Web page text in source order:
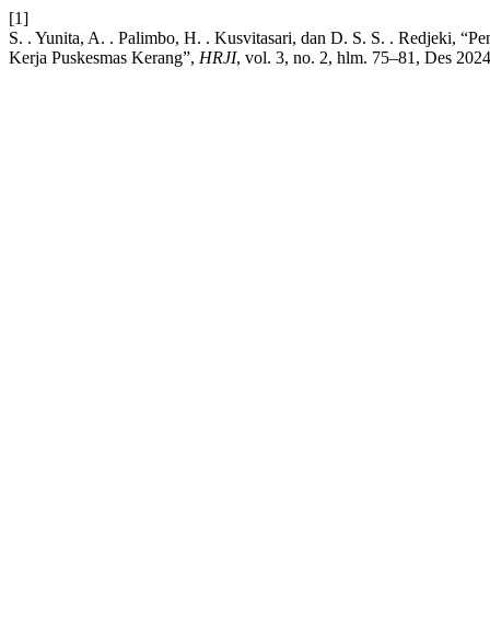
[1]
S. . Yunita, A. . Palimbo, H. . Kusvitasari, dan D. S. S. . Redjeki,
Kerja Puskesmas Kerang”, HRJI, vol. 3, no. 2, hlm. 75–81, Des